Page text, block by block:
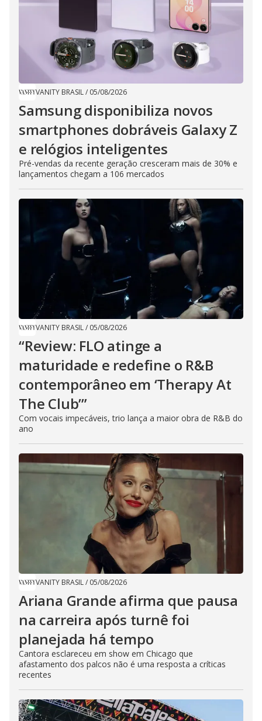
VANITY BRASIL/ 05/08/2026
Samsung disponibiliza novos
smartphones dobráveis Galaxy Z
e relógios inteligentes
Pré-vendas da recente geração cresceram mais de 30% e
lançamentos chegam a 106 mercados
VANITY BRASIL/ 05/08/2026
“Review: FLO atinge a
maturidade e redefine o R&B
contemporâneo em ‘Therapy At
The Club’”
Com vocais impecáveis, trio lança a maior obra de R&B do
ano
VANITY BRASIL/ 05/08/2026
Ariana Grande afirma que pausa
na carreira após turnê foi
planejada há tempo
Cantora esclareceu em show em Chicago que
afastamento dos palcos não é uma resposta a críticas
recentes